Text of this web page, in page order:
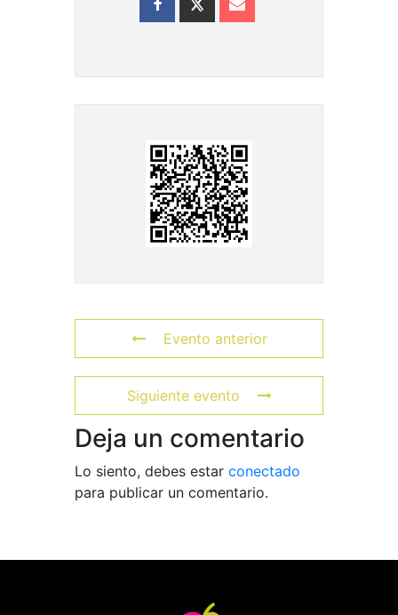
Evento anterior
Siguiente evento
Deja un comentario
Lo siento, debes estar conectado
para publicar un comentario.